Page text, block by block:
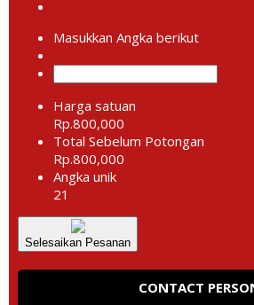
Masukkan Angka berikut
Harga satuan
Rp.800,000
Total Sebelum Potongan
Rp.800,000
Angka unik
21
Selesaikan Pesanan
CONTACT